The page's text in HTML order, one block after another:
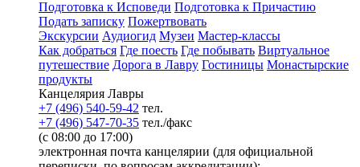
Подготовка к Исповеди Подготовка к Причастию
Подать записку Пожертвовать
Экскурсии Аудиогид Музеи Мастер-классы
Как добраться Где поесть Где побывать Виртуальное
путешествие Дорога в Лавру Гостиницы Монастырские
продукты
Канцелярия Лавры
+7 (496) 540-59-42 тел.
+7 (496) 547-70-35 тел./факс
(с 08:00 до 17:00)
электронная почта канцелярии (для официальной